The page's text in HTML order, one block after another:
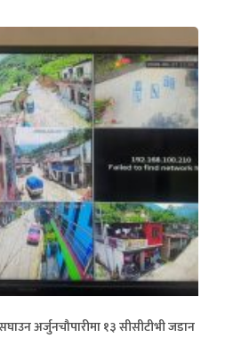
अर्जुनचौपारीमा १३ सीसीटीभी जडान